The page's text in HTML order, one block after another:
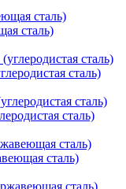
сталь)
сталь)
сталь)
сталь)